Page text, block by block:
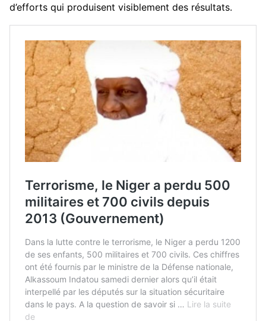
d’efforts qui produisent visiblement des résultats.